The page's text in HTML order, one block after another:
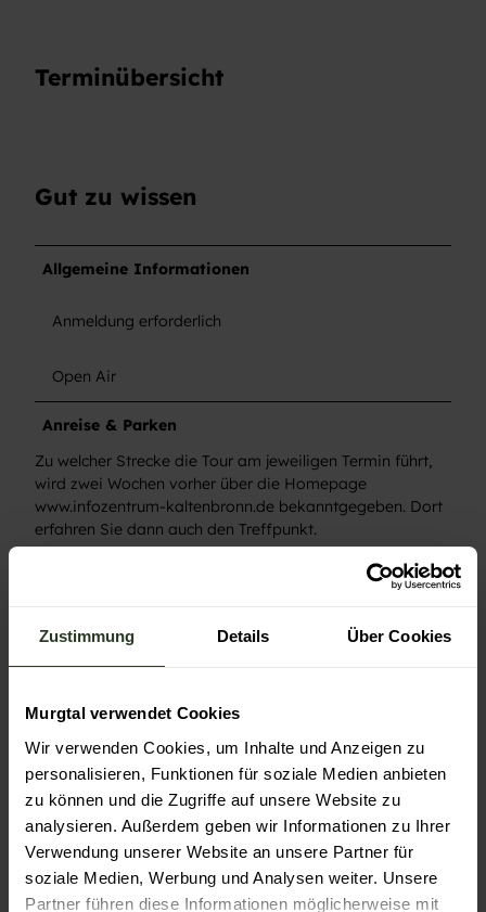
Zustimmung Details Über Cookies
Murgtal verwendet Cookies
Wir verwenden Cookies, um Inhalte und Anzeigen zu
personalisieren, Funktionen für soziale Medien anbieten
zu können und die Zugriffe auf unsere Website zu
analysieren. Außerdem geben wir Informationen zu Ihrer
Verwendung unserer Website an unsere Partner für
soziale Medien, Werbung und Analysen weiter. Unsere
Partner führen diese Informationen möglicherweise mit
Terminübersicht
Gut zu wissen
Allgemeine Informationen
Anmeldung erforderlich
Open Air
Anreise & Parken
Zu welcher Strecke die Tour am jeweiligen Termin führt,
wird zwei Wochen vorher über die Homepage
www.infozentrum-kaltenbronn.de bekanntgegeben. Dort
erfahren Sie dann auch den Treffpunkt.
Instagram
pro Person - ab 10 Jahren: 10 €
Autor:in
Gernsbach
Organisation
Gernsbach